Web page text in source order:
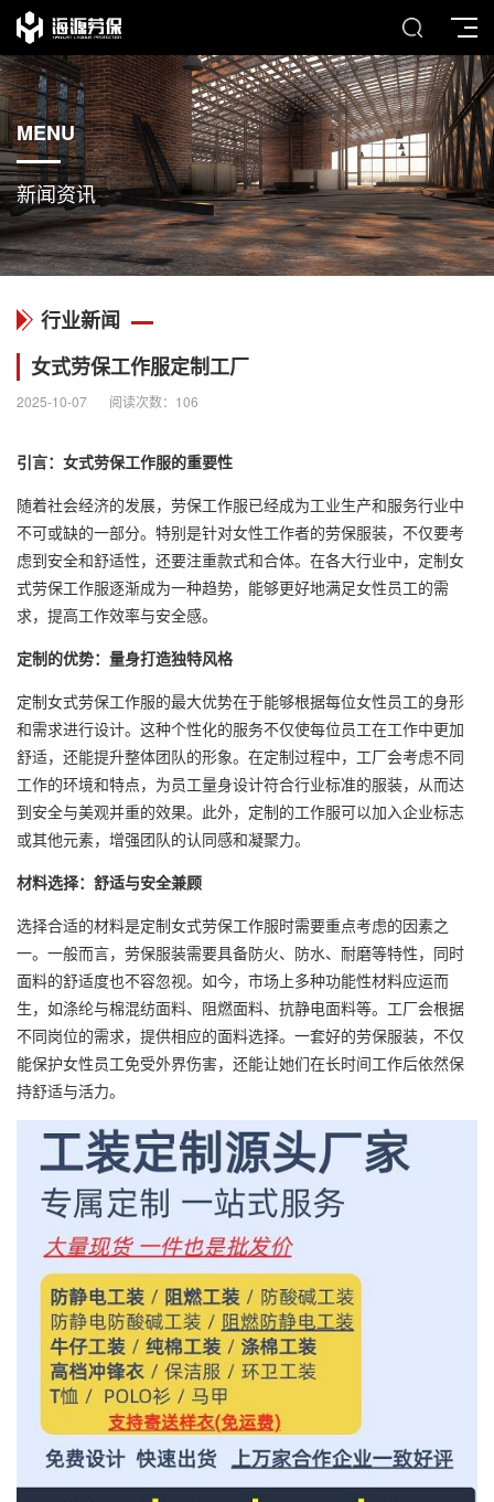
MENU
新闻资讯
行业新闻
女式劳保工作服定制工厂
2025-10-07 阅读次数： 106
引言：女式劳保工作服的重要性
随着社会经济的发展，劳保工作服已经成为工业生产和服务行业中
不可或缺的一部分。特别是针对女性工作者的劳保服装，不仅要考
虑到安全和舒适性，还要注重款式和合体。在各大行业中，定制女
式劳保工作服逐渐成为一种趋势，能够更好地满足女性员工的需
求，提高工作效率与安全感。
定制的优势：量身打造独特风格
定制女式劳保工作服的最大优势在于能够根据每位女性员工的身形
和需求进行设计。这种个性化的服务不仅使每位员工在工作中更加
舒适，还能提升整体团队的形象。在定制过程中，工厂会考虑不同
工作的环境和特点，为员工量身设计符合行业标准的服装，从而达
到安全与美观并重的效果。此外，定制的工作服可以加入企业标志
或其他元素，增强团队的认同感和凝聚力。
材料选择：舒适与安全兼顾
选择合适的材料是定制女式劳保工作服时需要重点考虑的因素之
一。一般而言，劳保服装需要具备防火、防水、耐磨等特性，同时
面料的舒适度也不容忽视。如今，市场上多种功能性材料应运而
生，如涤纶与棉混纺面料、阻燃面料、抗静电面料等。工厂会根据
不同岗位的需求，提供相应的面料选择。一套好的劳保服装，不仅
能保护女性员工免受外界伤害，还能让她们在长时间工作后依然保
持舒适与活力。